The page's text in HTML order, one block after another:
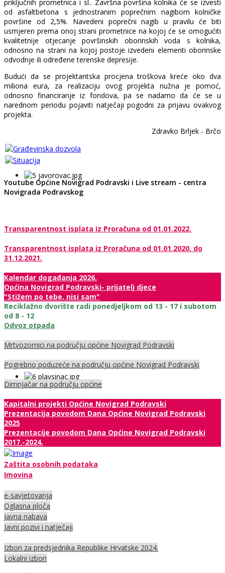
priključnih prometnica i sl.. Završna površina kolnika će se izvesti
od asfaltbetona s jednostranim poprečnim nagibom kolničke
površine od 2,5%. Navedeni poprečni nagib u pravilu će biti
usmjeren prema onoj strani prometnice na kojoj će se omogućiti
kvalitetnije otjecanje površinskih oborinskih voda s kolnika,
odnosno na strani na kojoj postoje izvedeni elementi oborinske
odvodnje ili određene terenske depresije.
Budući da se projektantska procjena troškova kreće oko dva
miliona eura, za realizaciju ovog projekta nužna je pomoć,
odnosno financiranje iz fondova, pa se nadamo da će se u
narednom periodu pojaviti natječaji pogodni za prijavu ovakvog
projekta.
Zdravko Brljek - Brčo
Youtube Općine Novigrad Podravski i Live stream - centra
Novigrada Podravskog
Transparentnost isplata iz Proračuna od 01.01.2022.
Transparentnost isplata iz Proračuna od 01.01.2020. do
31.12.2021.
Kalendar događanja 2026.
Općina Novigrad Podravski- prijatelj djece
"Stižem po tebe, nisi sam"
Reciklažno dvorište radi ponedjeljkom od 13 - 17 i subotom
od 8 - 12
Odvoz otpada
Mrtvozornici na području općine Novigrad Podravski
Pogrebno poduzeće na području općine Novigrad Podravski
Dimnjačar na području općine
Kapitalni projekti Općine Novigrad Podravski
Prezentacija povodom Dana Općine Novigrad Podravski
2025
Prezentacije povodom Dana Općine Novigrad Podravski
2017.-2024.
Zaštita osobnih podataka
Imovina
e-savjetovanja
Oglasna ploča
Javna nabava
Javni pozivi i natječaji
Izbori za predsjednika Republike Hrvatske 2024.
Lokalni izbori